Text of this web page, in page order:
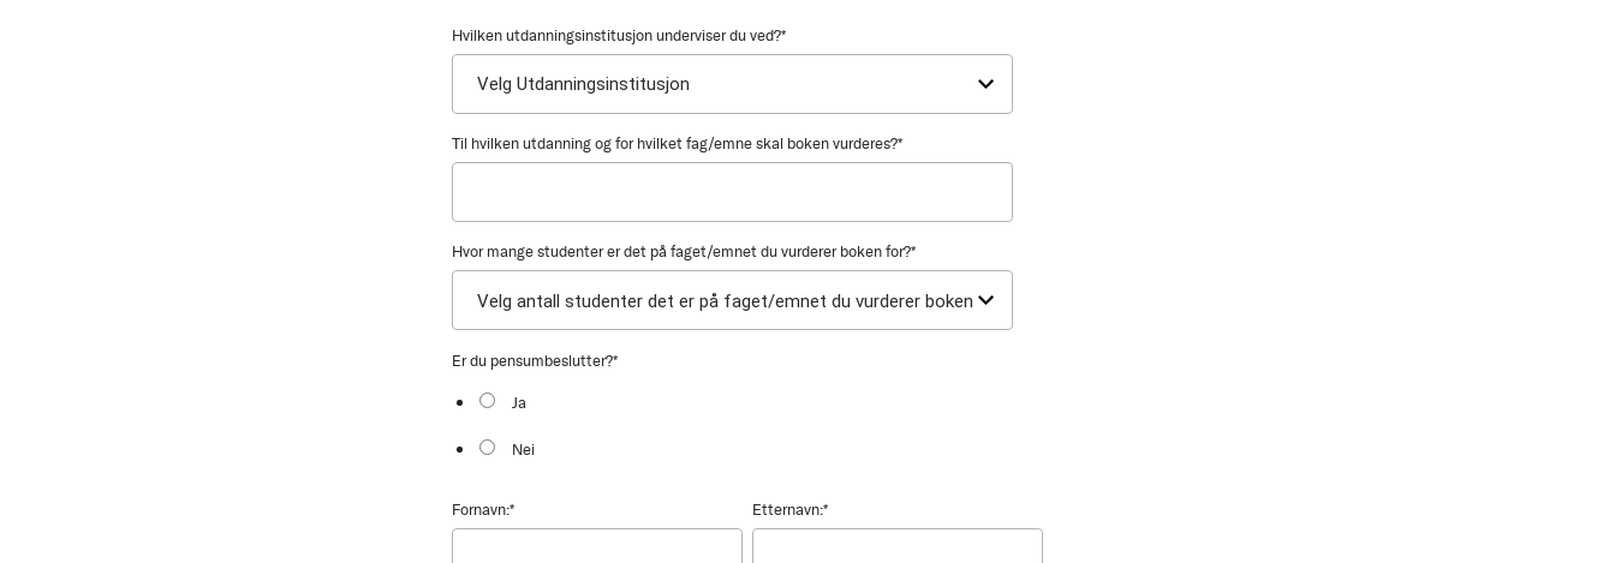
Hvilken utdanningsinstitusjon underviser du ved?*
Til hvilken utdanning og for hvilket fag/emne skal boken vurderes?*
Hvor mange studenter er det på faget/emnet du vurderer boken for?*
Er du pensumbeslutter?*
Ja
Nei
Fornavn:* Etternavn:*